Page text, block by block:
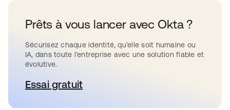
Prêts à vous lancer avec Okta ?
Sécurisez chaque identité, qu’elle soit humaine ou
IA, dans toute l’entreprise avec une solution fiable et
évolutive.
Essai gratuits’ouvre dans un nouvel onglet